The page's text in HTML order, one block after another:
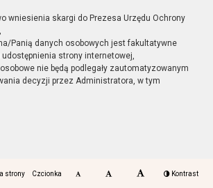
wniesienia skargi do Prezesa Urzędu Ochrony
Panią danych osobowych jest fakultatywne
strony internetowej,
nie będą podlegały zautomatyzowanym
decyzji przez Administratora, w tym
strony Czcionka Kontrast